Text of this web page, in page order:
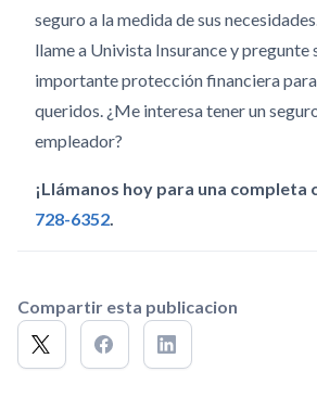
seguro a la medida de sus
llame a Univista Insurance y pregunte
importante protección financiera para
queridos. ¿Me interesa tener un
empleador?
¡Llámanos hoy para una completa
728-6352.
Compartir esta publicacion